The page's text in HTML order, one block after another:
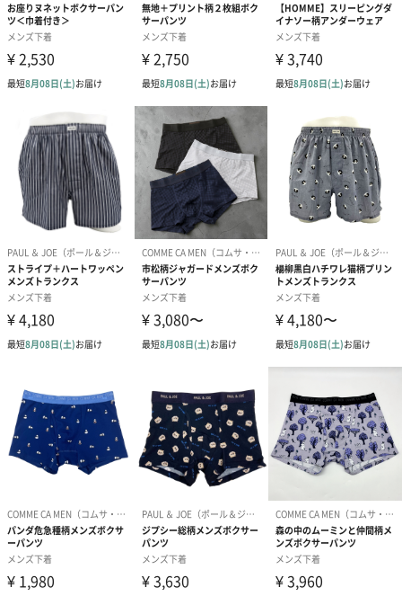
い。パッケージに入れてお届けします。
プリザーブドフラワー
ブーケ（ピンク）
（2,580円）
プリザーブドフラワー
ブーケ（ブルー）
（2,580円）
アミュレット
ク）（1,500円
ぬいぐるみ
愛らしいぬいぐるみを同梱してお届けします。
誕生日・記念日・出産祝いなどのシーンにおすすめです。
フラワーテディベア
（2,390円）
テディベア（バニラ）
（1,760円）
テディベア（
ル）（1,760円